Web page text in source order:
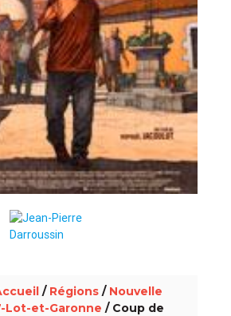
/ Régions / Nouvelle
Lot-et-Garonne / Coup de